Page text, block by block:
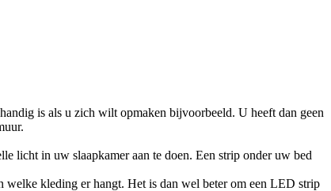
is als u zich wilt opmaken bijvoorbeeld. U heeft dan geen
licht in uw slaapkamer aan te doen. Een strip onder uw bed
welke kleding er hangt. Het is dan wel beter om een LED strip